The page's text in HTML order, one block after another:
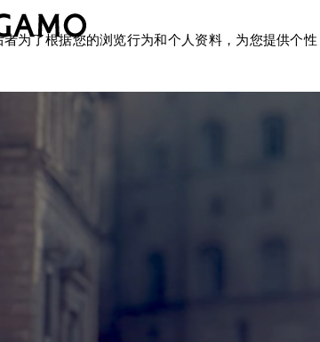
为了根据您的浏览行为和个人资料，为您提供个性